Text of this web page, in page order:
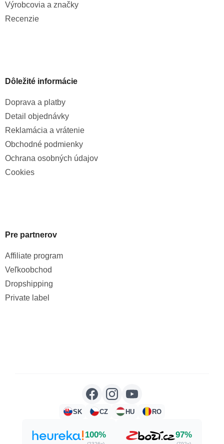
Výrobcovia a značky
Recenzie
Dôležité informácie
Doprava a platby
Detail objednávky
Reklamácia a vrátenie
Obchodné podmienky
Ochrana osobných údajov
Cookies
Pre partnerov
Affiliate program
Veľkoobchod
Dropshipping
Private label
SK CZ HU RO
100% 97%